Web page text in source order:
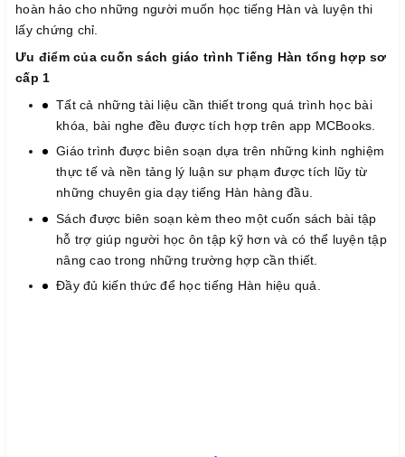
hoàn hảo cho những người muốn học tiếng Hàn và luyện thi
lấy chứng chỉ.
Ưu điểm của cuốn sách giáo trình Tiếng Hàn tổng hợp sơ
cấp 1
Tất cả những tài liệu cần thiết trong quá trình học bài
khóa, bài nghe đều được tích hợp trên app MCBooks.
Giáo trình được biên soạn dựa trên những kinh nghiệm
thực tế và nền tảng lý luận sư phạm được tích lũy từ
những chuyên gia dạy tiếng Hàn hàng đầu.
Sách được biên soạn kèm theo một cuốn sách bài tập
hỗ trợ giúp người học ôn tập kỹ hơn và có thể luyện tập
nâng cao trong những trường hợp cần thiết.
Đầy đủ kiến thức để học tiếng Hàn hiệu quả.